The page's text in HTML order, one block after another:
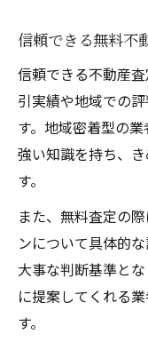
信頼できる無料不
信頼できる不動産
引実績や地域での
す。地域密着型の
強い知識を持ち、
す。
また、無料査定の
ンについて具体的
大事な判断基準と
に提案してくれる
す。